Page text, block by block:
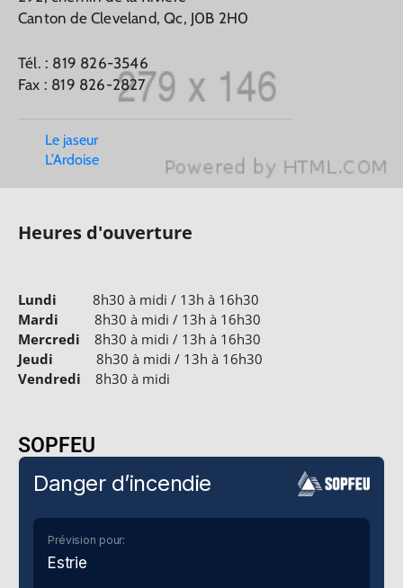
Canton de Cleveland, Qc, J0B 2H0
Tél. : 819 826-3546
Fax : 819 826-2827
Le jaseur
L’Ardoise
Heures d'ouverture
Lundi 8h30 à midi / 13h à 16h30
Mardi 8h30 à midi / 13h à 16h30
Mercredi 8h30 à midi / 13h à 16h30
Jeudi 8h30 à midi / 13h à 16h30
Vendredi
8h30 à midi
SOPFEU
Danger d’incendie
Prévision pour:
Estrie